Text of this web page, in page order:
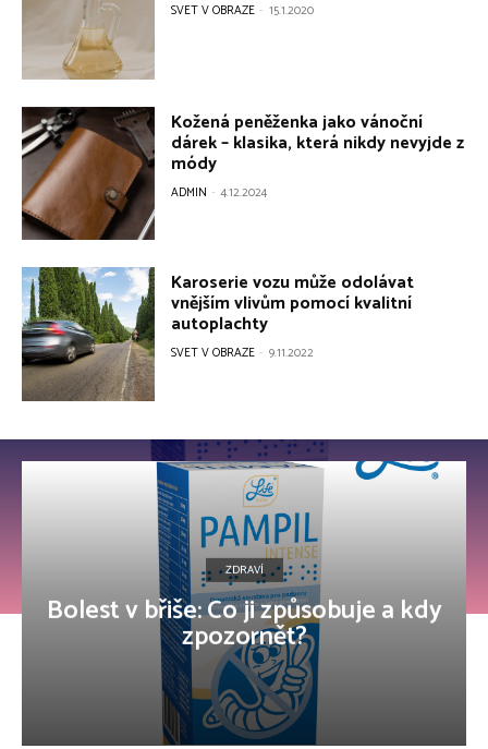
SVET V OBRAZE - 15.1.2020
Kožená peněženka jako vánoční
dárek – klasika, která nikdy nevyjde z
módy
ADMIN - 4.12.2024
Karoserie vozu může odolávat
vnějším vlivům pomocí kvalitní
autoplachty
SVET V OBRAZE - 9.11.2022